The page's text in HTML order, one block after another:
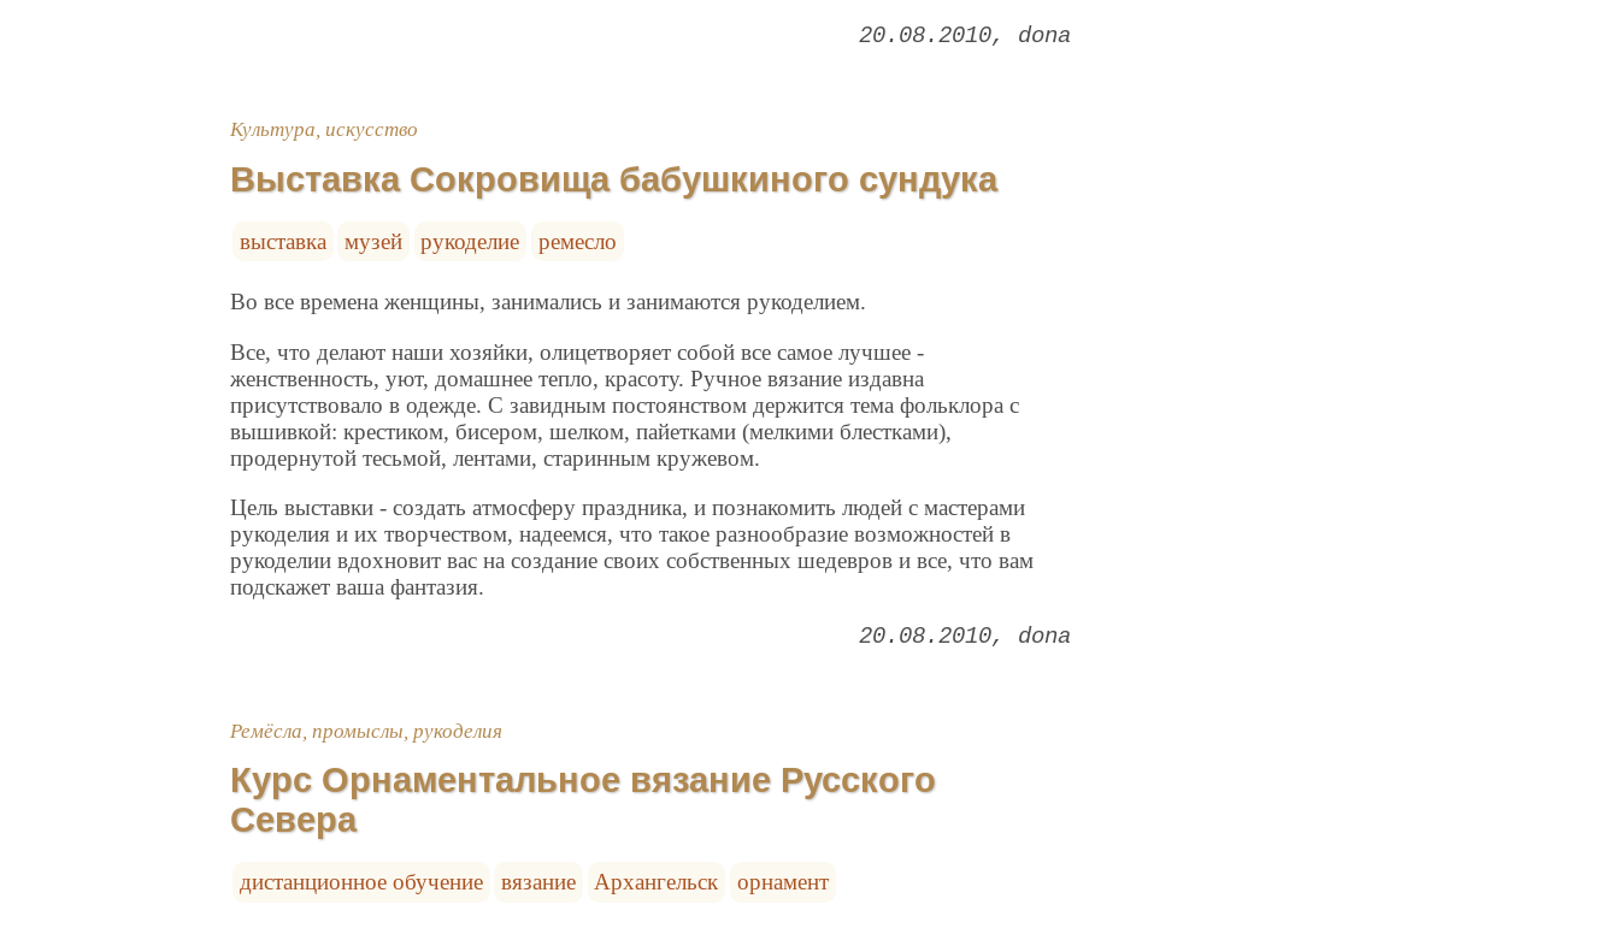
20.08.2010 dona
Культура, искусство
Выставка Сокровища бабушкиного сундука
выставка музей рукоделие ремесло
Во все времена женщины, занимались и занимаются рукоделием.
Все, что делают наши хозяйки, олицетворяет собой все самое лучшее -
женственность, уют, домашнее тепло, красоту. Ручное вязание издавна
присутствовало в одежде. С завидным постоянством держится тема фольклора с
вышивкой: крестиком, бисером, шелком, пайетками (мелкими блестками),
продернутой тесьмой, лентами, старинным кружевом.
Цель выставки - создать атмосферу праздника, и познакомить людей с мастерами
рукоделия и их творчеством, надеемся, что такое разнообразие возможностей в
рукоделии вдохновит вас на создание своих собственных шедевров и все, что вам
подскажет ваша фантазия.
20.08.2010 dona
Ремёсла, промыслы, рукоделия
Курс Орнаментальное вязание Русского
Севера
дистанционное обучение вязание Архангельск орнамент